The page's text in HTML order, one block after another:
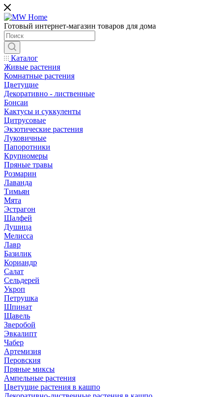
Готовый интернет-магазин товаров для дома
Каталог
Живые растения
Комнатные растения
Цветущие
Декоративно - лиственные
Бонсаи
Кактусы и суккуленты
Цитрусовые
Экзотические растения
Луковичные
Папоротники
Крупномеры
Пряные травы
Розмарин
Лаванда
Тимьян
Мята
Эстрагон
Шалфей
Душица
Мелисса
Лавр
Базилик
Кориандр
Салат
Сельдерей
Укроп
Петрушка
Шпинат
Щавель
Зверобой
Эвкалипт
Чабер
Артемизия
Перовския
Пряные миксы
Ампельные растения
Цветущие растения в кашпо